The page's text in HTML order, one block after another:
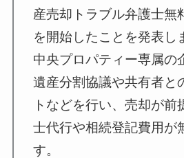
産売却トラブル弁護士無
を開始したことを発表し
中央プロパティー専属の
遺産分割協議や共有者と
トなどを行い、売却が前
士代行や相続登記費用が
す。